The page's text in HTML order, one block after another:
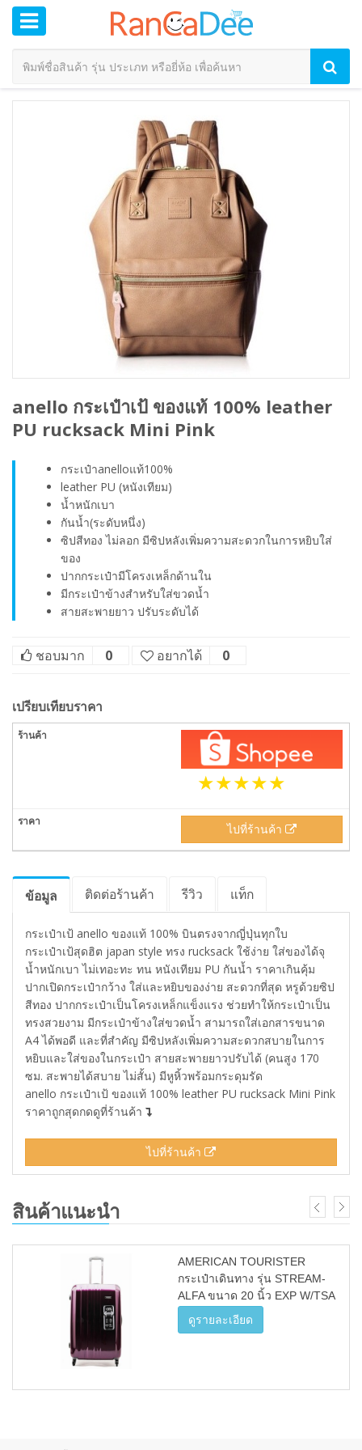
anello กระเป๋าเป้ ของแท้ 100% leather
PU rucksack Mini Pink
กระเป๋าanelloแท้100%
leather PU (หนังเทียม)
น้ำหนักเบา
กันน้ำ(ระดับหนึ่ง)
ซิปสีทอง ไม่ลอก มีซิปหลังเพิ่มความสะดวกในการหยิบใส่
ของ
ปากกระเป๋ามีโครงเหล็กด้านใน
มีกระเป๋าข้างสำหรับใส่ขวดน้ำ
สายสะพายยาว ปรับระดับได้
ชอบมาก 0 อยากได้ 0
เปรียบเทียบราคา
ไปที่ร้านค้า
ข้อมูล ติดต่อร้านค้า รีวิว แท็ก
กระเป๋าเป้ anello ของแท้ 100% บินตรงจากญี่ปุ่นทุกใบ
กระเป๋าเป้สุดฮิต japan style ทรง rucksack ใช้ง่าย ใส่ของได้จุ
น้ำหนักเบา ไม่เทอะทะ ทน หนังเทียม PU กันน้ำ ราคาเกินคุ้ม
ปากเปิดกระเป๋ากว้าง ใส่และหยิบของง่าย สะดวกที่สุด หรูด้วยซิป
สีทอง ปากกระเป๋าเป็นโครงเหล็กแข็งแรง ช่วยทำให้กระเป๋าเป็น
ทรงสวยงาม มีกระเป๋าข้างใส่ขวดน้ำ สามารถใส่เอกสารขนาด
A4 ได้พอดี และที่สำคัญ มีซิปหลังเพิ่มความสะดวกสบายในการ
หยิบและใส่ของในกระเป๋า สายสะพายยาวปรับได้ (คนสูง 170
ซม. สะพายได้สบาย ไม่สั้น) มีหูหิ้วพร้อมกระดุมรัด
anello กระเป๋าเป้ ของแท้ 100% leather PU rucksack Mini Pink
ราคาถูกสุดกดดูที่ร้านค้า
ไปที่ร้านค้า
สินค้าแนะนำ
AMERICAN TOURISTER
กระเป๋าเดินทาง รุ่น STREAM-
ALFA ขนาด 20 นิ้ว EXP W/TSA
(สี PUEPLE)
ดูรายละเอียด